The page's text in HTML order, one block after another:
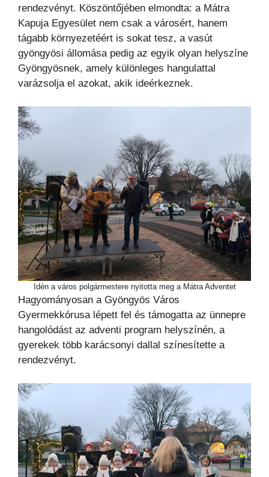
rendezvényt. Köszöntőjében elmondta: a Mátra
Kapuja Egyesület nem csak a városért, hanem
tágabb környezetéért is sokat tesz, a vasút
gyöngyösi állomása pedig az egyik olyan helyszíne
Gyöngyösnek, amely különleges hangulattal
varázsolja el azokat, akik ideérkeznek.
Idén a város polgármestere nyitotta meg a Mátra Adventet
Hagyományosan a Gyöngyös Város
Gyermekkórusa lépett fel és támogatta az ünnepre
hangolódást az adventi program helyszínén, a
gyerekek több karácsonyi dallal színesítette a
rendezvényt.